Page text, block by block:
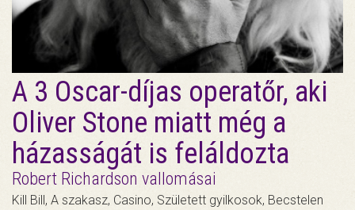
A 3 Oscar-díjas operatőr, aki
Oliver Stone miatt még a
házasságát is feláldozta
Robert Richardson vallomásai
Kill Bill, A szakasz, Casino, Született gyilkosok, Becstelen